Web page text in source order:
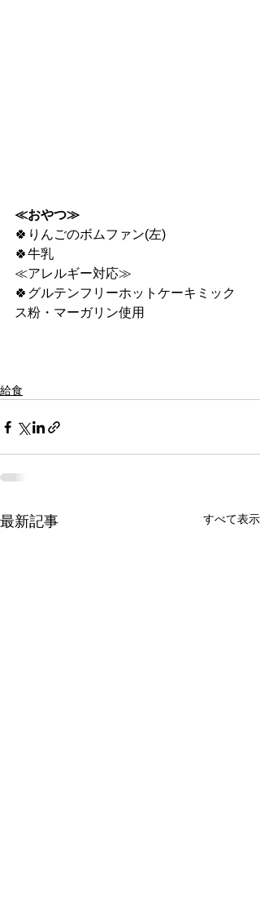
≪おやつ≫
🍀りんごのボムファン(左)
🍀牛乳
≪アレルギー対応≫
🍀グルテンフリーホットケーキミック
ス粉・マーガリン使用
給食
最新記事 すべて表示